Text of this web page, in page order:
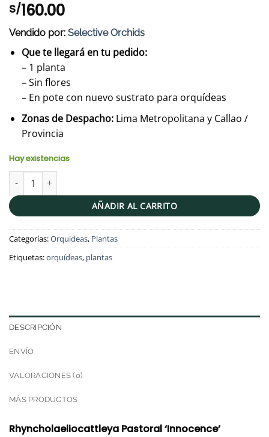
S/160.00
Vendido por: Selective Orchids
Que te llegará en tu pedido:
– 1 planta
– Sin flores
– En pote con nuevo sustrato para orquídeas
Zonas de Despacho:Lima Metropolitana y Callao /
Provincia
Hay existencias
Rhyncholaeliocattleya Pastoral 'Innocence' cantidad
AÑADIR AL CARRITO
Categorías:Orquideas, Plantas
Etiquetas:orquídeas, plantas
DESCRIPCIÓN
ENVÍO
VALORACIONES (0)
MÁS PRODUCTOS
Rhyncholaeliocattleya Pastoral ‘Innocence’